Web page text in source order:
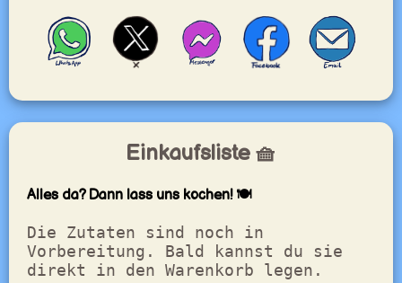
Einkaufsliste 🧺
Alles da? Dann lass uns kochen! 🍽️
Die Zutaten sind noch in
Vorbereitung. Bald kannst du sie
direkt in den Warenkorb legen.